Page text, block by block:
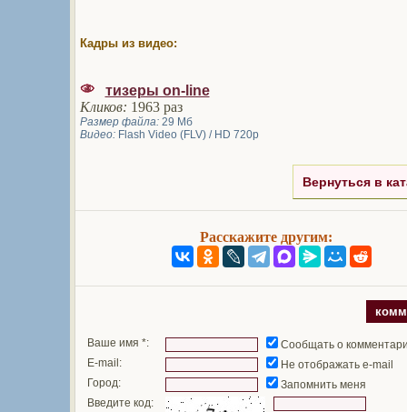
Кадры из видео:
тизеры on-line
Кликов: 1963 раз
Размер файла:29 Мб
Видео:Flash Video (FLV) / HD 720p
Вернуться в
Расскажите другим:
Ваше имя *:
Сообщать о
E-mail:
Не отображать e-mail
Город:
Запомнить меня
Введите код: